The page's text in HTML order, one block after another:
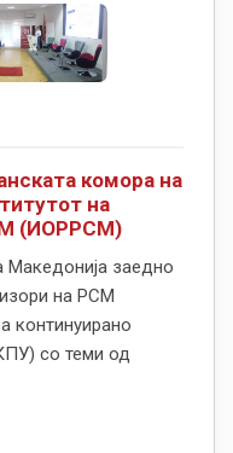
комора на
на
(ИОРРСМ)
Македонија заедно
на РСМ
континуирано
со теми од